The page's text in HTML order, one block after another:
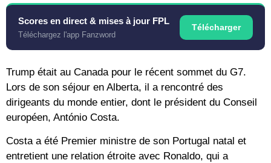
Scores en direct & mises à jour FPL
Téléchargez l'app Fanzword
Télécharger
Trump était au Canada pour le récent sommet du G7.
Lors de son séjour en Alberta, il a rencontré des
dirigeants du monde entier, dont le président du Conseil
européen, António Costa.
Costa a été Premier ministre de son Portugal natal et
entretient une relation étroite avec Ronaldo, qui a